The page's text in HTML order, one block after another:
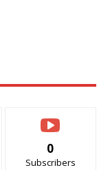
0
Subscribers